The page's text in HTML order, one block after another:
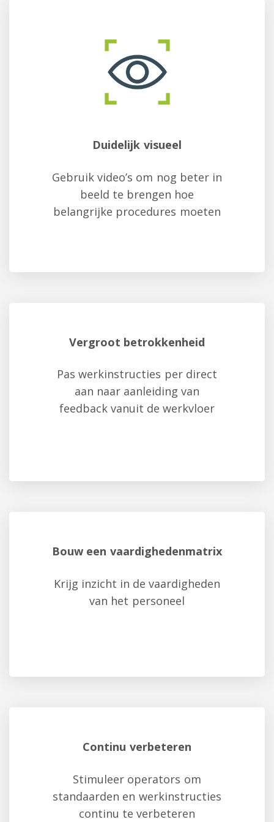
Duidelijk visueel
Gebruik video’s om nog beter in
beeld te brengen hoe
belangrijke procedures moeten
Vergroot betrokkenheid
Pas werkinstructies per direct
aan naar aanleiding van
feedback vanuit de werkvloer
Bouw een vaardighedenmatrix
Krijg inzicht in de vaardigheden
van het personeel
Continu verbeteren
Stimuleer operators om
standaarden en werkinstructies
continu te verbeteren